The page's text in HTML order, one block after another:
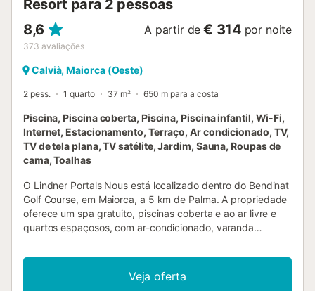
Resort para 2 pessoas
8,6
373 avaliações
A partir de € 314 por noite
Calvià, Maiorca (Oeste)
2 pess. 1 quarto 37 m² 650 m para a costa
Piscina, Piscina coberta, Piscina, Piscina infantil, Wi-Fi,
Internet, Estacionamento, Terraço, Ar condicionado, TV,
TV de tela plana, TV satélite, Jardim, Sauna, Roupas de
cama, Toalhas
O Lindner Portals Nous está localizado dentro do Bendinat
Golf Course, em Maiorca, a 5 km de Palma. A propriedade
oferece um spa gratuito, piscinas coberta e ao ar livre e
quartos espaçosos, com ar-condicionado, varanda
Portals Nous apresenta decoração em estilo colonial, com
influências africanas, e está cercado por extensos jardins e
terraços, ideais para você relaxar. O spa conta com 2
Veja oferta